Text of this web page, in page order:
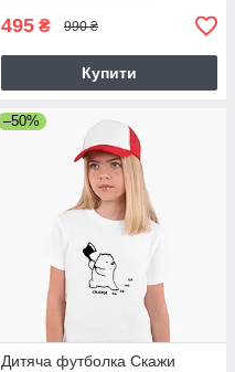
495 ₴ 990 ₴
Купити
–50%
Дитяча футболка Скажи